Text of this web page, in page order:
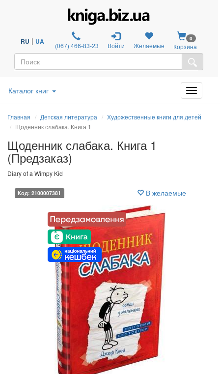
RU | UA (067) 466-83-23 Войти Желаемые
0
Корзина
Каталог книг
Главная Детская литература
Художественные книги для детей
Щоденник слабака. Книга 1
Щоденник слабака. Книга 1
(Предзаказ)
Diary of a Wimpy Kid
Код: 2100007381 В желаемые